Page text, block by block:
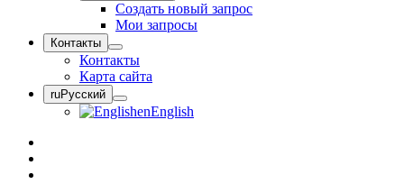
Создать новый запрос
Мои запросы
Контакты
Контакты
Карта сайта
ruРусский
enEnglish